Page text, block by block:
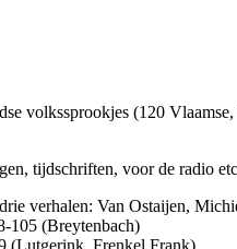
volkssprookjes (120
tijdschriften, voor de radio
verhalen: Van Ostaijen,
(Breytenbach)
(Lutgerink, Frenkel Frank)